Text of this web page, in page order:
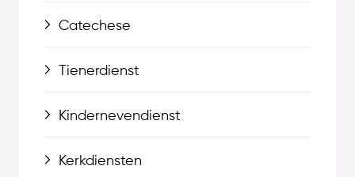
Catechese
Tienerdienst
Kindernevendienst
Kerkdiensten